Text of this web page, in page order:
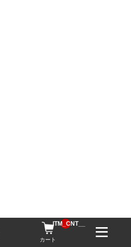
カート
__ITM_CNT__